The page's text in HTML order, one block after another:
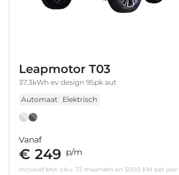
Leapmotor T03
37.3kWh ev design 95pk aut
Automaat
Elektrisch
Vanaf
€ 249 p/m
inclusief btw o.b.v. 72 maanden en 5000 KM per jaar.